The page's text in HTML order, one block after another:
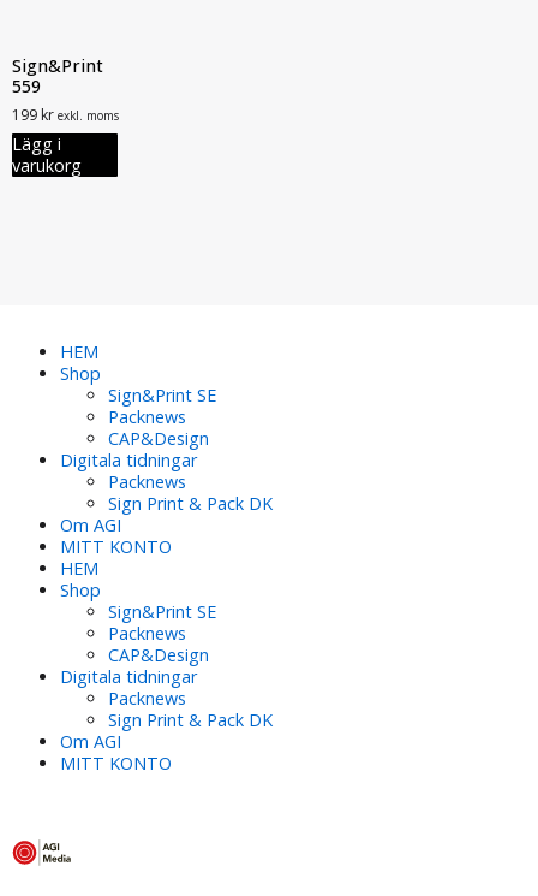
Sign&Print
559
199kr exkl. moms
Lägg i
varukorg
HEM
Shop
Sign&Print SE
Packnews
CAP&Design
Digitala tidningar
Packnews
Sign Print & Pack DK
Om AGI
MITT KONTO
HEM
Shop
Sign&Print SE
Packnews
CAP&Design
Digitala tidningar
Packnews
Sign Print & Pack DK
Om AGI
MITT KONTO